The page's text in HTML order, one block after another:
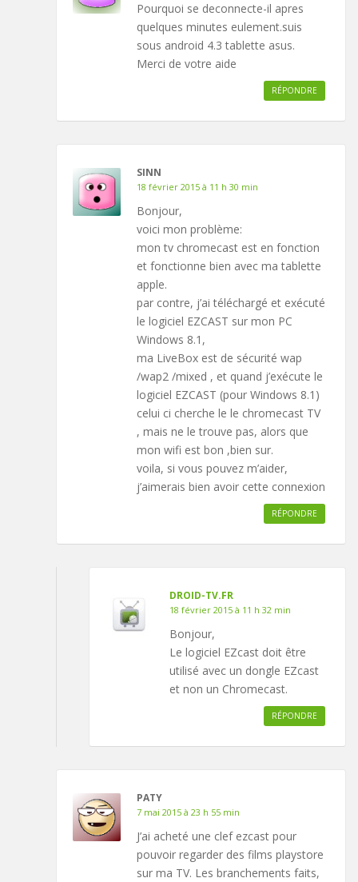
Pourquoi se deconnecte-il apres
quelques minutes eulement.suis
sous android 4.3 tablette asus.
Merci de votre aide
RÉPONDRE
SINN
18 février 2015 à 11 h 30 min
Bonjour,
voici mon problème:
mon tv chromecast est en fonction
et fonctionne bien avec ma tablette
apple.
par contre, j’ai téléchargé et exécuté
le logiciel EZCAST sur mon PC
Windows 8.1,
ma LiveBox est de sécurité wap
/wap2 /mixed , et quand j’exécute le
logiciel EZCAST (pour Windows 8.1)
celui ci cherche le le chromecast TV
, mais ne le trouve pas, alors que
mon wifi est bon ,bien sur.
voila, si vous pouvez m’aider,
j’aimerais bien avoir cette connexion
RÉPONDRE
DROID-TV.FR
18 février 2015 à 11 h 32 min
Bonjour,
Le logiciel EZcast doit être
utilisé avec un dongle EZcast
et non un Chromecast.
RÉPONDRE
PATY
7 mai 2015 à 23 h 55 min
J’ai acheté une clef ezcast pour
pouvoir regarder des films playstore
sur ma TV. Les branchements faits,